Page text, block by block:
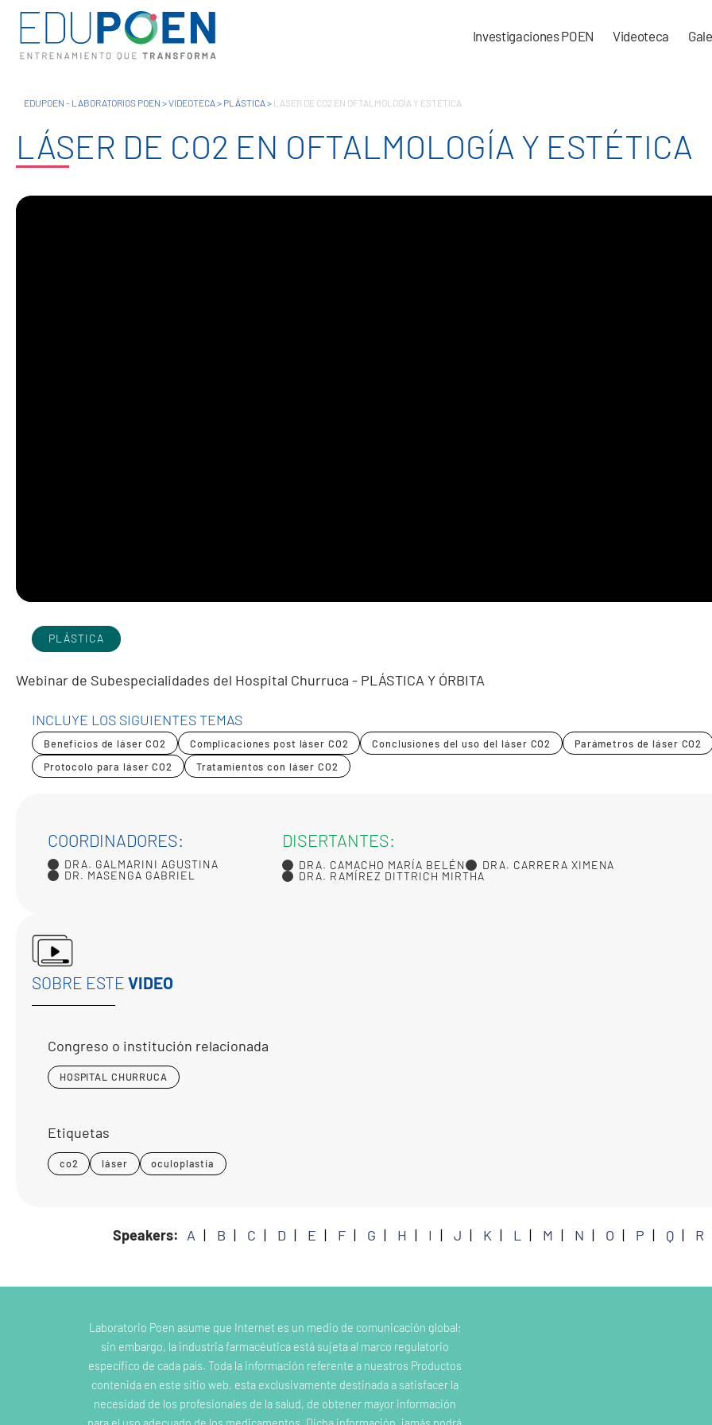
Investigaciones POEN Videoteca
EDUPOEN - LABORATORIOS POEN >VIDEOTECA> PLÁSTICA> LÁSER DE CO2 EN OFTALMOLOGÍA Y ESTÉTICA
LÁSER DE CO2 EN OFTALMOLOGÍA Y ESTÉTICA
PLÁSTICA
Webinar de Subespecialidades del Hospital Churruca - PLÁSTICA Y ÓRBITA
INCLUYE LOS SIGUIENTES TEMAS
Beneficios de láser CO2 Complicaciones post láser CO2 Conclusiones del uso del láser CO2
Parámetros de láser CO2
Protocolo para láser CO2
Tratamientos con láser CO2
COORDINADORES:
DRA. GALMARINI AGUSTINA
DR. MASENGA GABRIEL
DISERTANTES:
DRA. CAMACHO MARÍA BELÉN
DRA. CARRERA XIMENA
DRA. RAMÍREZ DITTRICH MIRTHA
SOBRE ESTE VIDEO
Congreso o institución relacionada
HOSPITAL CHURRUCA
Etiquetas
co2 láser oculoplastia
Speakers: A B C D E F G H I J K L M N O P Q R
Laboratorio Poen asume que Internet es un medio de comunicación global;
sin embargo, la industria farmacéutica está sujeta al marco regulatorio
específico de cada país. Toda la información referente a nuestros Productos
contenida en este sitio web, esta exclusivamente destinada a satisfacer la
necesidad de los profesionales de la salud, de obtener mayor información